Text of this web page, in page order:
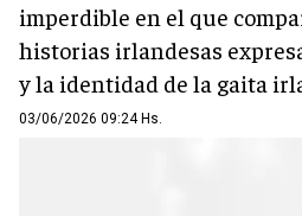
imperdible en el que
historias irlandesas
y la identidad de la gaita
03/06/2026 09:24 Hs.